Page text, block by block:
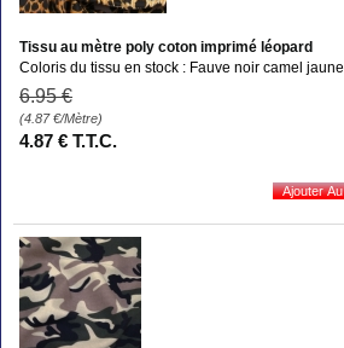
Tissu au mètre poly coton imprimé léopard
Coloris du tissu en stock : Fauve noir camel jaune
6.95 €
(4.87€/Mètre)
4.87 € T.T.C.